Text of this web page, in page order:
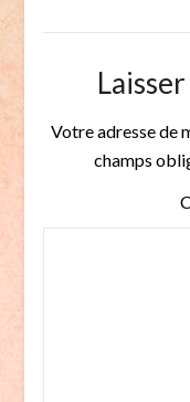
Votre adresse de
champs